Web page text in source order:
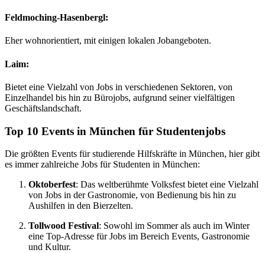
Feldmoching-Hasenbergl:
Eher wohnorientiert, mit einigen lokalen Jobangeboten.
Laim:
Bietet eine Vielzahl von Jobs in verschiedenen Sektoren, von
Einzelhandel bis hin zu Bürojobs, aufgrund seiner vielfältigen
Geschäftslandschaft.
Top 10 Events in München für Studentenjobs
Die größten Events für studierende Hilfskräfte in München, hier gibt
es immer zahlreiche Jobs für Studenten in München:
Oktoberfest: Das weltberühmte Volksfest bietet eine Vielzahl
von Jobs in der Gastronomie, von Bedienung bis hin zu
Aushilfen in den Bierzelten.
Tollwood Festival: Sowohl im Sommer als auch im Winter
eine Top-Adresse für Jobs im Bereich Events, Gastronomie
und Kultur.